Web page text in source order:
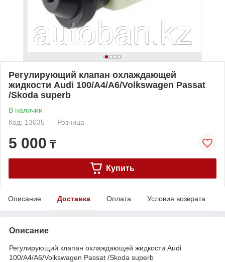
Регулирующий клапан охлаждающей
жидкости Audi 100/A4/A6/Volkswagen Passat
/Skoda superb
В наличии
Код: 13035
Розница
5 000 ₸
Купить
Описание Доставка Оплата Условия возврата
Описание
Регулирующий клапан охлаждающей жидкости Audi
100/A4/A6/Volkswagen Passat /Skoda superb